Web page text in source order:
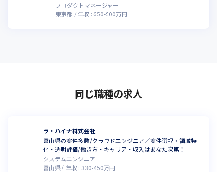
プロダクトマネージャー
東京都
年収 : 650-900万円
同じ職種の求人
ラ・ハイナ株式会社
富山県の案件多数/クラウドエンジニア／案件選択・領域特
化・透明評価/働き方・キャリア・収入はあなた次第！
システムエンジニア
富山県
年収 : 330-450万円